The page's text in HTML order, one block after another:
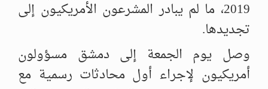
2019، ما لم يبادر ‏المشرعون الأمريكيون إلى
تجديدها. ‏
وصل يوم الجمعة إلى دمشق مسؤولون
أمريكيون لإجراء أول محادثات رسمية ‏مع